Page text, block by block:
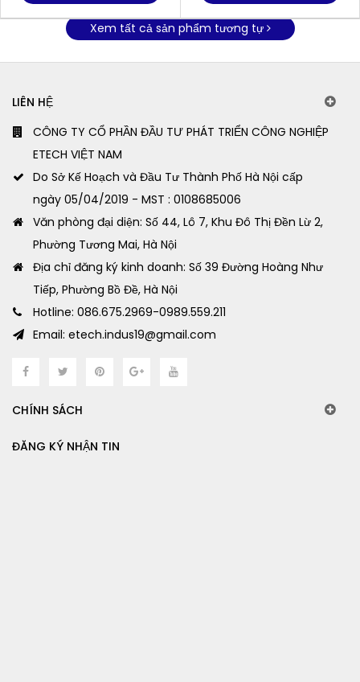
Xem tất cả sản phẩm tương tự
LIÊN HỆ
CÔNG TY CỔ PHẦN ĐẦU TƯ PHÁT TRIỂN CÔNG NGHIỆP
ETECH VIỆT NAM
Do Sở Kế Hoạch và Đầu Tư Thành Phố Hà Nội cấp
ngày 05/04/2019 - MST : 0108685006
Văn phòng đại diện: Số 44, Lô 7, Khu Đô Thị Đền Lừ 2,
Phường Tương Mai, Hà Nội
Địa chỉ đăng ký kinh doanh: Số 39 Đường Hoàng Như
Tiếp, Phường Bồ Đề, Hà Nội
Hotline: 086.675.2969-0989.559.211
Email: etech.indus19@gmail.com
CHÍNH SÁCH
ĐĂNG KÝ NHẬN TIN